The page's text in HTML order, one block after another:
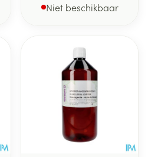
Niet beschikbaar